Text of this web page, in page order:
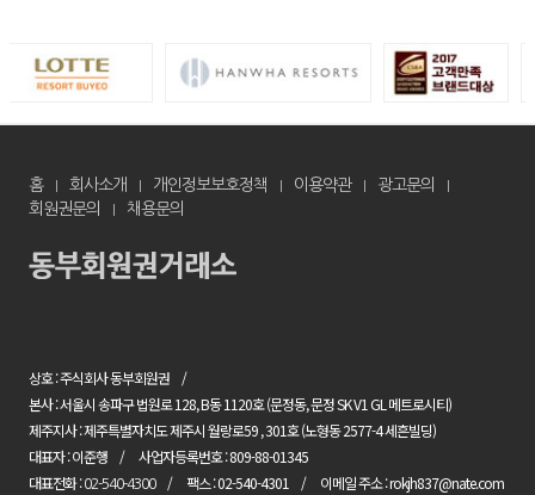
홈 회사소개 개인정보보호정책 이용약관
광고문의
회원권문의
채용문의
상호 : 주식회사 동부회원권
본사 : 서울시 송파구 법원로 128, B동 1120호 (문정동, 문정 SK V1 GL 메트로시티)
제주지사 : 제주특별자치도 제주시 월랑로59 , 301호 (노형동 2577-4 세흔빌딩)
대표자 : 이준행
사업자등록번호 : 809-88-01345
대표전화 :02-540-4300 팩스 : 02-540-4301 이메일 주소 : rokjh837@nate.com